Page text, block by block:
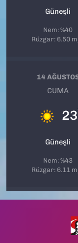
Güneşli
Nem: %40
Rüzgar: 6.50
14
CUMA
23
Güneşli
Nem: %43
Rüzgar: 6.11